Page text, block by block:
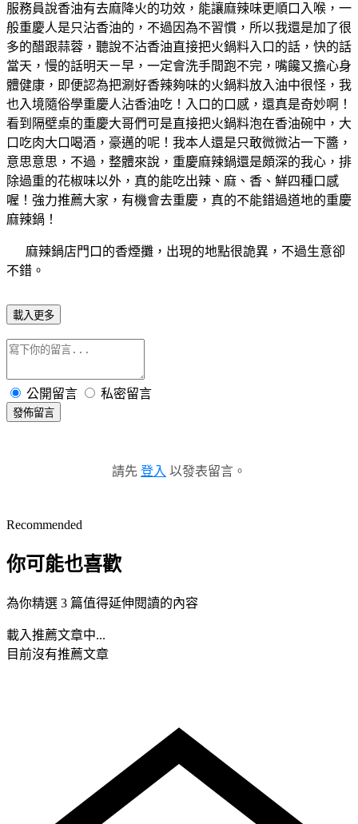
服務員說香油有去麻降火的功效，能讓麻辣味更順口入喉，一
般重慶人是只沾香油的，不過因為不習慣，所以我還是加了很
多的醋跟蒜蓉，聽說不沾香油直接把火鍋料入口的話，快的話
當天，慢的話明天ㄧ早，一定會洗手間跑不完，嘴饞又擔心身
體健康，即便認為把涮好香辣夠味的火鍋料放入油中很怪，我
也入境隨俗學重慶人沾香油吃！入口的口感，還真是奇妙啊！
看到隔壁桌的重慶大哥們可是直接把火鍋料泡在香油碗中，大
口吃肉大口喝酒，豪邁的呢！我本人還是只敢微微沾一下醬，
意思意思，不過，整體來說，重慶麻辣鍋還是頗深的我心，排
除過重的花椒味以外，真的能吃出辣、麻、香、鮮四種口感
喔！強力推薦大家，有機會去重慶，真的不能錯過道地的重慶
麻辣鍋！
麻辣鍋店門口的香煙攤，出現的地點很詭異，不過生意卻
不錯。
載入更多
公開留言 私密留言
發佈留言
請先 登入 以發表留言。
Recommended
你可能也喜歡
為你精選 3 篇值得延伸閱讀的內容
載入推薦文章中...
目前沒有推薦文章